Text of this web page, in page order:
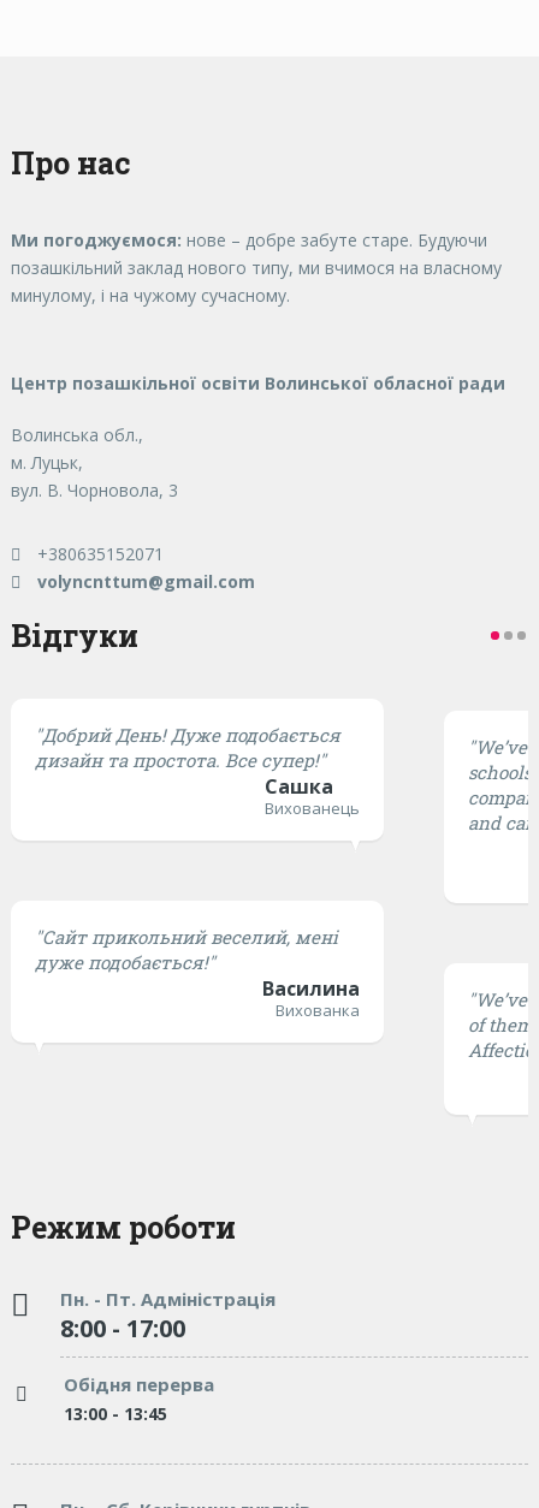
Про нас
Ми погоджуємося: нове – добре забуте старе. Будуючи
позашкільний заклад нового типу, ми вчимося на власному
минулому, і на чужому сучасному.
Центр позашкільної освіти Волинської обласної ради
Волинська обл.,
м. Луцьк,
вул. В. Чорновола, 3
+380635152071
volyncnttum@gmail.com
Відгуки
"Добрий День! Дуже подобається
дизайн та простота. Все супер!"
Сашка
Вихованець
"Сайт прикольний веселий, мені
дуже подобається!"
Василина
Вихованка
and
of them
Режим роботи
Пн. - Пт. Адміністрація
8:00 - 17:00
Обідня перерва
13:00 - 13:45